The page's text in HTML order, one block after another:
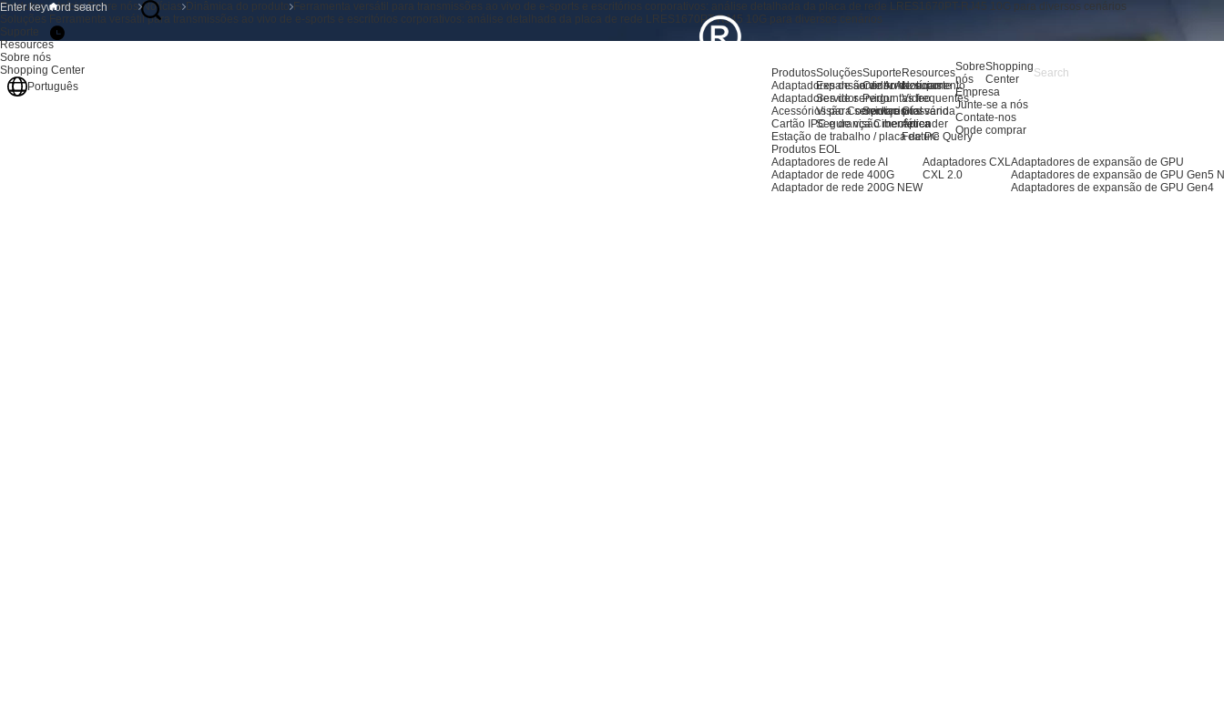
Produtos
Adaptadores de servidor AI
Adaptadores de servidor
Acessórios para servidores
Cartão IPC e de visão mecânica
Estação de trabalho / placa de PC
Produtos EOL
Adaptadores de rede AI
Adaptador de rede 400G
Adaptador de rede 200G NEW
Adaptadores CXL
CXL 2.0
Adaptadores de expansão de GPU
Adaptadores de expansão de GPU Gen5
Adaptadores de expansão de GPU Gen4
Soluções
Expansão de Armazenamento
Servidor
Visão Computacional
Segurança Cibernética
Suporte
Centro de suporte
Perguntas frequentes
Serviço pós-venda
Resources
Notícias
Video
Glossário
Aprender
Feature Query
Sobre
nós
Empresa
Junte-se a nós
Contate-nos
Onde comprar
Shopping
Center
Produtos
Soluções
Suporte
Resources
Sobre nós
Shopping Center
Português
Início Sobre nós Notícias Dinâmica do produto Ferramenta versátil para transmissões ao vivo de e-sports e escritórios corporativos: análise detalhada da placa de rede LRES1670PT-RJ45 10G para diversos cenários
Ferramenta versátil para transmissões ao vivo de e-sports e escritórios corporativos: análise detalhada da placa de rede LRES1670PT-RJ45 10G para diversos cenários